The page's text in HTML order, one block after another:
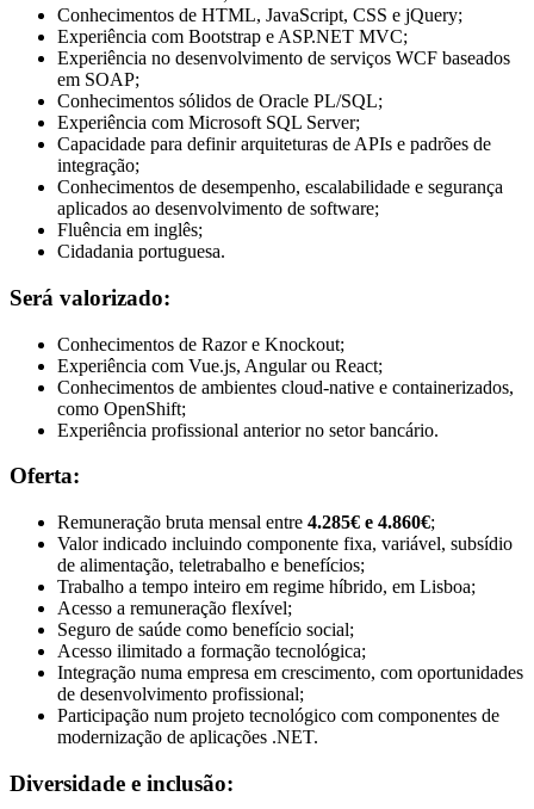
Conhecimentos de HTML, JavaScript, CSS e jQuery;
Experiência com Bootstrap e ASP.NET MVC;
Experiência no desenvolvimento de serviços WCF baseados
em SOAP;
Conhecimentos sólidos de Oracle PL/SQL;
Experiência com Microsoft SQL Server;
Capacidade para definir arquiteturas de APIs e padrões de
integração;
Conhecimentos de desempenho, escalabilidade e segurança
aplicados ao desenvolvimento de software;
Fluência em inglês;
Cidadania portuguesa.
Será valorizado:
Conhecimentos de Razor e Knockout;
Experiência com Vue.js, Angular ou React;
Conhecimentos de ambientes cloud-native e containerizados,
como OpenShift;
Experiência profissional anterior no setor bancário.
Oferta:
Remuneração bruta mensal entre 4.285€ e 4.860€;
Valor indicado incluindo componente fixa, variável, subsídio
de alimentação, teletrabalho e benefícios;
Trabalho a tempo inteiro em regime híbrido, em Lisboa;
Acesso a remuneração flexível;
Seguro de saúde como benefício social;
Acesso ilimitado a formação tecnológica;
Integração numa empresa em crescimento, com oportunidades
de desenvolvimento profissional;
Participação num projeto tecnológico com componentes de
modernização de aplicações .NET.
Diversidade e inclusão: